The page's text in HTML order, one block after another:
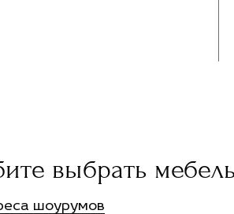
выбрать
шоурумов